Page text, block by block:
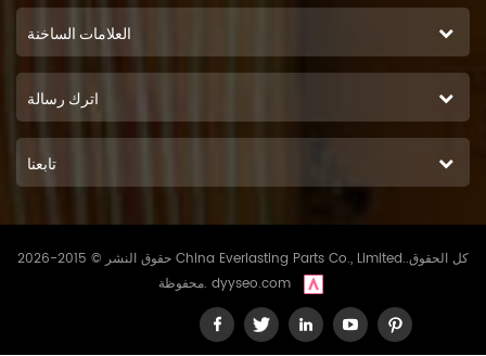
العلامات الساخنة
اترك رسالة
تابعنا
حقوق النشر © 2015-2026 China Everlasting Parts Co., Limited..كل الحقوق
محفوظة. dyyseo.com